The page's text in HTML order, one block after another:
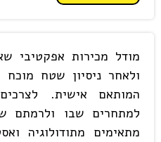
מודל מכירות אפקטיבי
ולאחר ניסיון שטח
המותאם אישית.
למתחרים שבו ולרמתם
מתאימים מתודולוגיה